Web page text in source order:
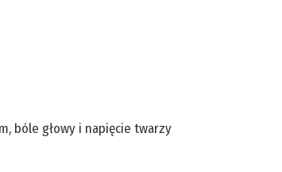
bóle głowy i napięcie twarzy